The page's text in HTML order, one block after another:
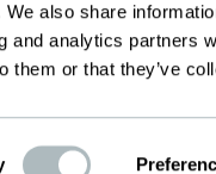
We also share
and analytics partners
them or that they’ve
PRIVACY POLICY |